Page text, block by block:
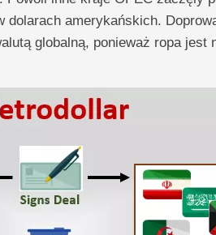
dolarach amerykańskich.
globalną, ponieważ ropa jest